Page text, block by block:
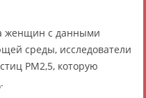
женщин с данными
среды, исследователи
PM2,5, которую